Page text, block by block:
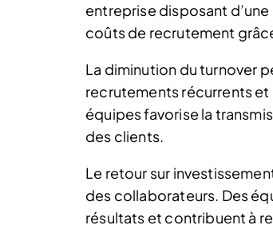
entreprise disposant
coûts de recrutement
La diminution du turnover
recrutements récurrents
équipes favorise la
des clients.
Le retour sur
des collaborateurs. Des
résultats et contribuent à